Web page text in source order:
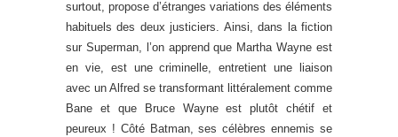
surtout, propose d’étranges variations des éléments
habituels des deux justiciers. Ainsi, dans la fiction
sur Superman, l’on apprend que Martha Wayne est
en vie, est une criminelle, entretient une liaison
avec un Alfred se transformant littéralement comme
Bane et que Bruce Wayne est plutôt chétif et
peureux ! Côté Batman, ses célèbres ennemis se